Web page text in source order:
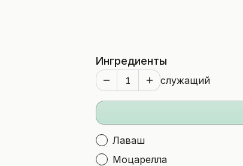
Ингредиенты
служащий
Лаваш
Моцарелла